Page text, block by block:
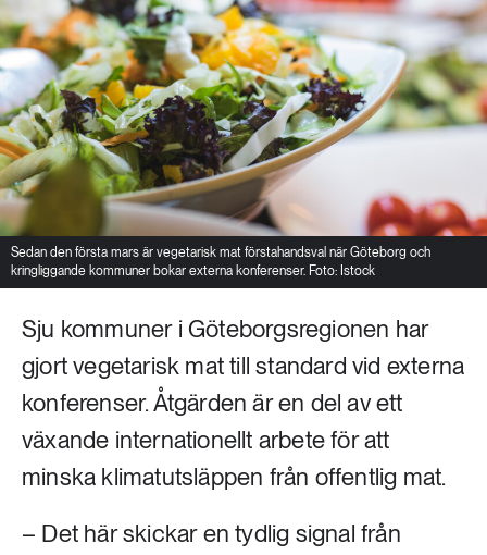
Sedan den första mars är vegetarisk mat förstahandsval när Göteborg och
kringliggande kommuner bokar externa konferenser. Foto: Istock
Sju kommuner i Göteborgsregionen har
gjort vegetarisk mat till standard vid externa
konferenser. Åtgärden är en del av ett
växande internationellt arbete för att
minska klimatutsläppen från offentlig mat.
– Det här skickar en tydlig signal från